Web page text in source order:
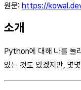
원문: https://
소개
Python에 대해 나를 놀
있는 것도 있겠지만, 몇